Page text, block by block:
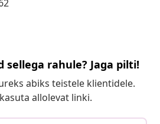
sellega rahule? Jaga pilti!
abiks teistele klientidele.
allolevat linki.